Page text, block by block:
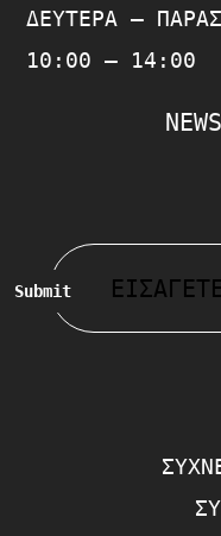
ΔΕΥΤΈΡΑ –
10:00 – 14:00
Submit